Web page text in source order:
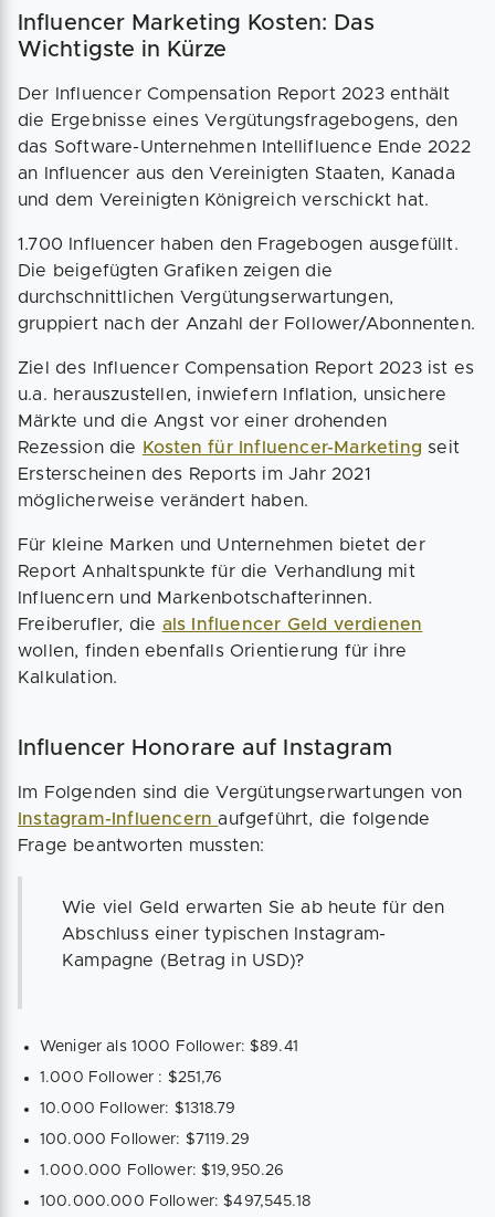
Influencer Marketing Kosten: Das
Wichtigste in Kürze
Der Influencer Compensation Report 2023 enthält
die Ergebnisse eines Vergütungsfragebogens, den
das Software-Unternehmen Intellifluence Ende 2022
an Influencer aus den Vereinigten Staaten, Kanada
und dem Vereinigten Königreich verschickt hat.
1.700 Influencer haben den Fragebogen ausgefüllt.
Die beigefügten Grafiken zeigen die
durchschnittlichen Vergütungserwartungen,
gruppiert nach der Anzahl der Follower/Abonnenten.
Ziel des Influencer Compensation Report 2023 ist es
u.a. herauszustellen, inwiefern Inflation, unsichere
Märkte und die Angst vor einer drohenden
Rezession die
Kosten für Influencer-Marketing seit
Ersterscheinen des Reports im Jahr 2021
möglicherweise verändert haben.
Für kleine Marken und Unternehmen bietet der
Report Anhaltspunkte für die Verhandlung mit
Influencern und Markenbotschafterinnen.
Freiberufler, die als Influencer Geld verdienen
wollen, finden ebenfalls Orientierung für ihre
Kalkulation.
Influencer Honorare auf Instagram
Im Folgenden sind die Vergütungserwartungen von
Instagram-Influencernaufgeführt, die folgende
Frage beantworten mussten:
Wie viel Geld erwarten Sie ab heute für den
Abschluss einer typischen Instagram-
Kampagne (Betrag in USD)?
Weniger als 1000 Follower: $89.41
1.000 Follower : $251,76
10.000 Follower: $1318.79
100.000 Follower: $7119.29
1.000.000 Follower: $19,950.26
100.000.000 Follower: $497,545.18